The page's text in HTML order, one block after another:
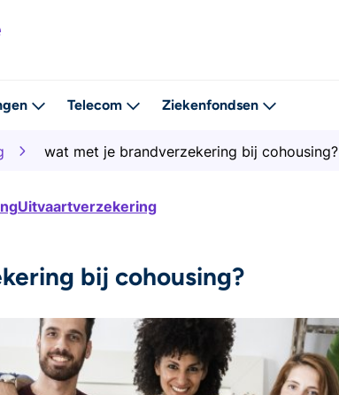
Telecom Ziekenfondsen
wat met je brandverzekering bij cohousing?
Uitvaartverzekering
bij cohousing?